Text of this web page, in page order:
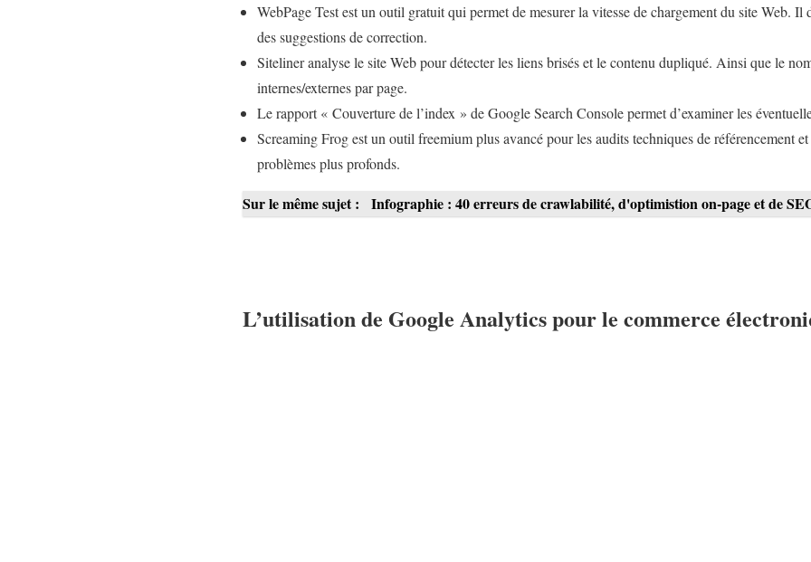
WebPage Test est un outil gratuit qui permet de mesurer la vitesse de chargement du site Web. Il
des suggestions de correction.
Siteliner analyse le site Web pour détecter les liens brisés et le contenu dupliqué. Ainsi que le
internes/externes par page.
Le rapport « Couverture de l’index » de Google Search Console permet d’examiner les
Screaming Frog est un outil freemium plus avancé pour les audits techniques de référencement
problèmes plus profonds.
Sur le même sujet : Infographie : 40 erreurs de crawlabilité, d'optimistion on-page et de
L’utilisation de Google Analytics pour le commerce